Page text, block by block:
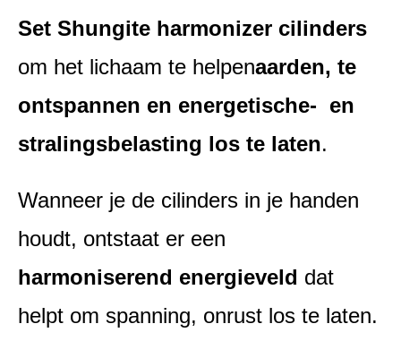
Set Shungite harmonizer cilinders
om het lichaam te helpenaarden, te
ontspannen en energetische- en
stralingsbelasting los te laten.
Wanneer je de cilinders in je handen
houdt, ontstaat er een
harmoniserend energieveld dat
helpt om spanning, onrust los te laten.